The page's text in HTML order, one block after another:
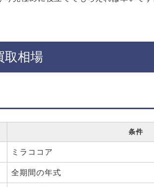
取相場
条件
ミラココア
全期間の年式